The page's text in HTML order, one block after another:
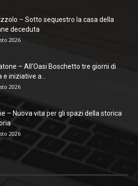
– Sotto sequestro la casa della
deceduta
2026
– All’Oasi Boschetto tre giorni di
iniziative a...
2026
– Nuova vita per gli spazi della storica
2026